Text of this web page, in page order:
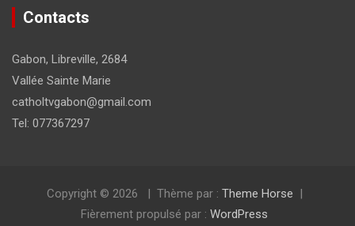
Contacts
Gabon, Libreville, 2684
Vallée Sainte Marie
catholtvgabon@gmail.com
Tel: 077367297
Copyright © 2026 Thème par : Theme Horse
Fièrement propulsé par : WordPress